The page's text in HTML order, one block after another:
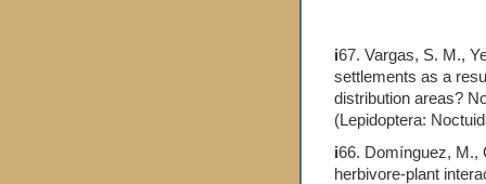
i67. Vargas, S. M.,
settlements as a
distribution areas?
(Lepidoptera:
i66. Domínguez, M.,
herbivore-plant